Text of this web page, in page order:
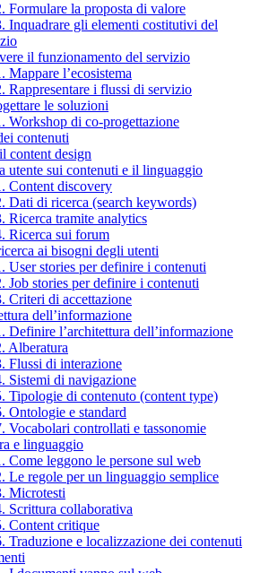
Formulare la proposta di valore
Inquadrare gli elementi costitutivi del
il funzionamento del servizio
Mappare l’ecosistema
Rappresentare i flussi di servizio
le soluzioni
Workshop di co-progettazione
contenuti
content design
utente sui contenuti e il linguaggio
Content discovery
Dati di ricerca (search keywords)
Ricerca tramite analytics
Ricerca sui forum
ai bisogni degli utenti
User stories per definire i contenuti
Job stories per definire i contenuti
Criteri di accettazione
dell’informazione
Definire l’architettura dell’informazione
Alberatura
Flussi di interazione
Sistemi di navigazione
Tipologie di contenuto (content type)
Ontologie e standard
Vocabolari controllati e tassonomie
e linguaggio
Come leggono le persone sul web
Le regole per un linguaggio semplice
Microtesti
Scrittura collaborativa
Content critique
Traduzione e localizzazione dei contenuti